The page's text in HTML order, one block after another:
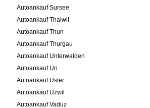
Autoankauf Sursee
Autoankauf Thalwil
Autoankauf Thun
Autoankauf Thurgau
Autoankauf Unterwalden
Autoankauf Uri
Autoankauf Uster
Autoankauf Uzwil
Autoankauf Vaduz